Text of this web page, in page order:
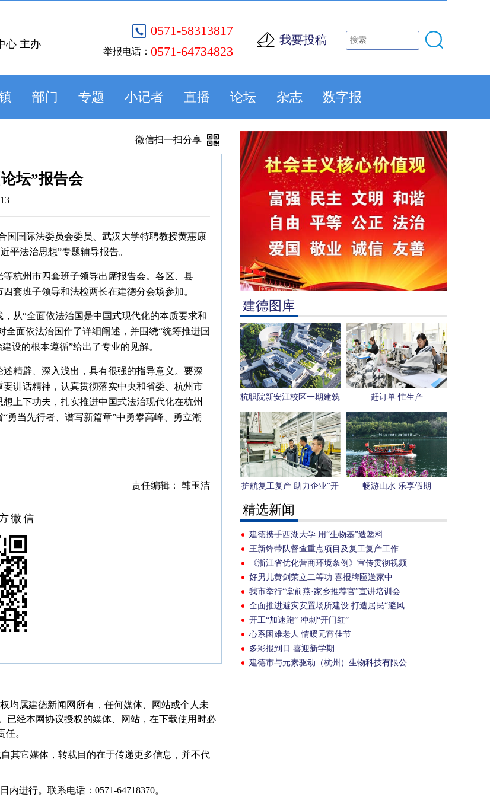
0571-58313817
举报电话： 0571-64734823
我要投稿
心 主办
部门 专题 小记者 直播 论坛 杂志 数字报
建德图库
杭职院新安江校区一期建筑
方案获批
赶订单 忙生产
护航复工复产 助力企业“开
门红”
畅游山水 乐享假期
精选新闻
建德携手西湖大学 用“生物基”造塑料
王新锋带队督查重点项目及复工复产工作
《浙江省优化营商环境条例》宣传贯彻视频
会议召开
好男儿黄剑荣立二等功 喜报牌匾送家中
我市举行“堂前燕·家乡推荐官”宣讲培训会
全面推进避灾安置场所建设 打造居民“避风
港湾”
开工“加速跑” 冲刺“开门红”
心系困难老人 情暖元宵佳节
多彩报到日 喜迎新学期
建德市与元素驱动（杭州）生物科技有限公
微信扫一扫分享
坛”报告会
国国际法委员会委员、武汉大学特聘教授黄惠康
法治思想”专题辅导报告。
杭州市四套班子领导出席报告会。各区、县
套班子领导和法检两长在建德分会场参加。
从“全面依法治国是中国式现代化的本质要求和
全面依法治国作了详细阐述，并围绕“统筹推进国
设的根本遵循”给出了专业的见解。
精辟、深入浅出，具有很强的指导意义。要深
讲话精神，认真贯彻落实中央和省委、杭州市
上下功夫，扎实推进中国式法治现代化在杭州
勇当先行者、谱写新篇章”中勇攀高峰、勇立潮
责任编辑： 韩玉洁
微信
均属建德新闻网所有，任何媒体、网站或个人未
已经本网协议授权的媒体、网站，在下载使用时必
。
其它媒体，转载目的在于传递更多信息，并不代
进行。联系电话：0571-64718370。